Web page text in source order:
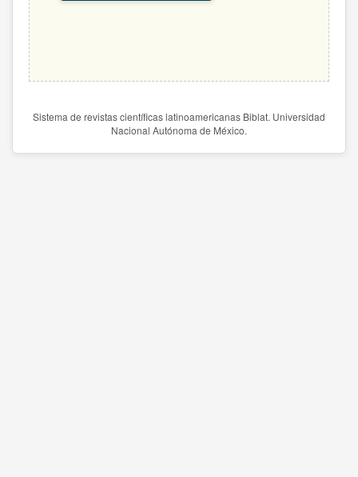
Sistema de revistas científicas latinoamericanas Biblat. Universidad
Nacional Autónoma de México.